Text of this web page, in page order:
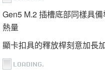
Gen5 M.2 插槽底部同樣具
熱量
顯卡扣具的釋放桿刻意加長